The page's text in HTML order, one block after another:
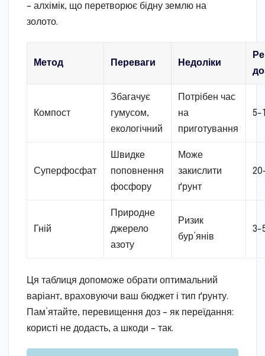
– алхімік, що перетворює бідну землю на
золото.
Метод Переваги Недоліки
Компост
Збагачує
гумусом,
екологічний
Потрібен час
на
приготування
5-
Суперфосфат
Швидке
поповнення
фосфору
Може
закислити
ґрунт
Гній
Природне
джерело
азоту
Ризик
бур’янів
3-
Ця таблиця допоможе обрати оптимальний
варіант, враховуючи ваш бюджет і тип ґрунту.
Пам’ятайте, перевищення доз – як переїдання:
користі не додасть, а шкоди – так.